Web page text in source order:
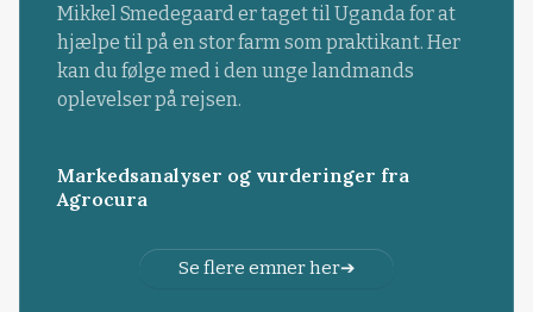
Mikkel Smedegaard er taget til Uganda for at
hjælpe til på en stor farm som praktikant. Her
kan du følge med i den unge landmands
oplevelser på rejsen.
Markedsanalyser og vurderinger fra
Agrocura
Se flere emner her